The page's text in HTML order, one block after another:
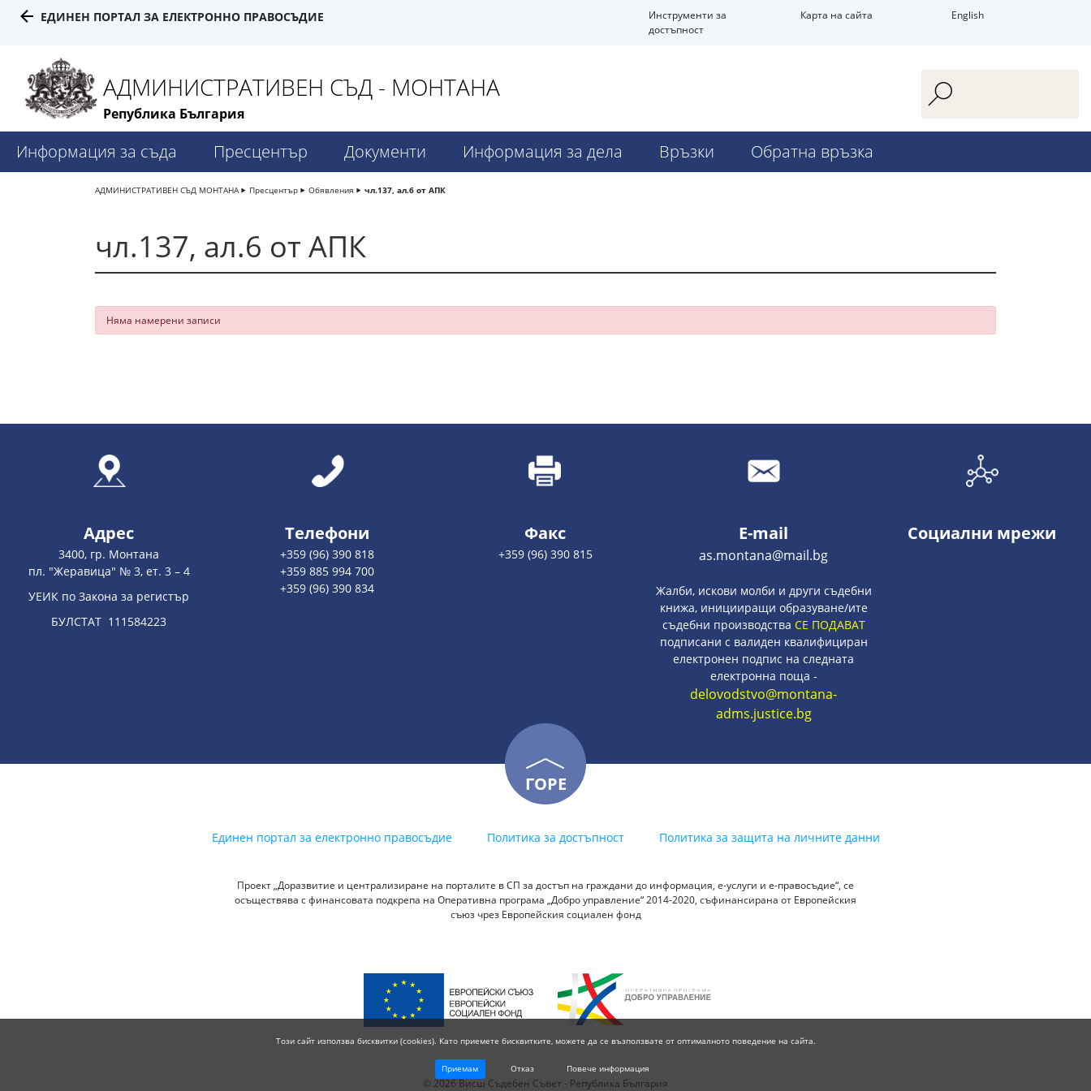
ЕДИНЕН ПОРТАЛ ЗА ЕЛЕКТРОННО ПРАВОСЪДИЕ
Инструменти за
достъпност
Карта на сайта English
АДМИНИСТРАТИВЕН СЪД - МОНТАНА
Република България
Информация за съда Пресцентър Документи Информация за дела Връзки Обратна връзка
АДМИНИСТРАТИВЕН СЪД МОНТАНА Пресцентър Обявления чл.137, ал.6 от АПК
чл.137, ал.6 от АПК
Няма намерени записи
Адрес
3400, гр. Монтана
пл. "Жеравица" № 3, ет. 3 – 4
УЕИК по Закона за регистър
БУЛСТАТ 111584223
Телефони
+359 (96) 390 818
+359 885 994 700
+359 (96) 390 834
Факс
+359 (96) 390 815
E-mail
as.montana@mail.bg
Жалби, искови молби и други съдебни
книжа, иницииращи образуване/ите
съдебни производства СЕ ПОДАВАТ
подписани с валиден квалифициран
електронен подпис на следната
електронна поща -
delovodstvo@montana-
adms.justice.bg
Социални мрежи
ГОРЕ
Единен портал за електронно правосъдие Политика за достъпност Политика за защита на личните данни
Проект „Доразвитие и централизиране на порталите в СП за достъп на граждани до информация, е-услуги и е-правосъдие“, се
осъществява с финансовата подкрепа на Оперативна програма „Добро управление“ 2014-2020, съфинансирана от Европейския
съюз чрез Европейския социален фонд
© 2026 Висш Съдебен Съвет - Република България
Този сайт използва бисквитки (cookies). Като приемете бисквитките, можете да се възползвате от оптималното поведение на сайта.
Приемам Отказ Повече информация